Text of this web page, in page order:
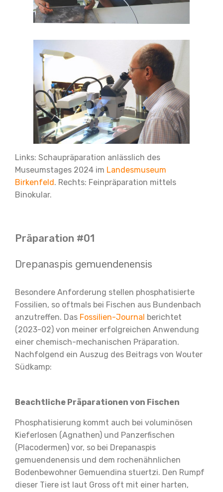
Links: Schaupräparation anlässlich des
Museumstages 2024 im Landesmuseum
Birkenfeld . Rechts: Feinpräparation mittels
Binokular.
Präparation #01
Drepanaspis gemuendenensis
Besondere Anforderung stellen phosphatisierte
Fossilien, so oftmals bei Fischen aus Bundenbach
anzutreffen. Das Fossilien-Journal berichtet
(2023-02) von meiner erfolgreichen Anwendung
einer chemisch-mechanischen Präparation.
Nachfolgend ein Auszug des Beitrags von Wouter
Südkamp:
Beachtliche Präparationen von Fischen
Phosphatisierung kommt auch bei voluminösen
Kieferlosen (Agnathen) und Panzerfischen
(Placodermen) vor, so bei Drepanaspis
gemuendenensis und dem rochenähnlichen
Bodenbewohner Gemuendina stuertzi. Den Rumpf
dieser Tiere ist laut Gross oft mit einer harten,